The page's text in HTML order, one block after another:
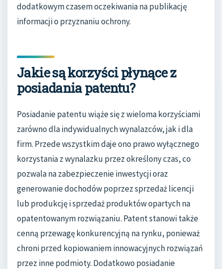
dodatkowym czasem oczekiwania na publikację
informacji o przyznaniu ochrony.
Jakie są korzyści płynące z
posiadania patentu?
Posiadanie patentu wiąże się z wieloma korzyściami
zarówno dla indywidualnych wynalazców, jak i dla
firm. Przede wszystkim daje ono prawo wyłącznego
korzystania z wynalazku przez określony czas, co
pozwala na zabezpieczenie inwestycji oraz
generowanie dochodów poprzez sprzedaż licencji
lub produkcję i sprzedaż produktów opartych na
opatentowanym rozwiązaniu. Patent stanowi także
cenną przewagę konkurencyjną na rynku, ponieważ
chroni przed kopiowaniem innowacyjnych rozwiązań
przez inne podmioty. Dodatkowo posiadanie